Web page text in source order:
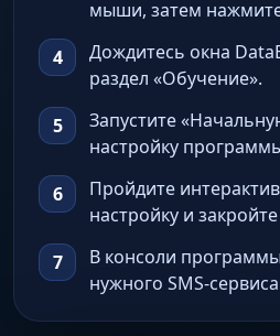
мыши, затем
Дождитесь окна
раздел «Обучение».
Запустите
настройку
Пройдите
настройку и
В консоли
нужного SMS-